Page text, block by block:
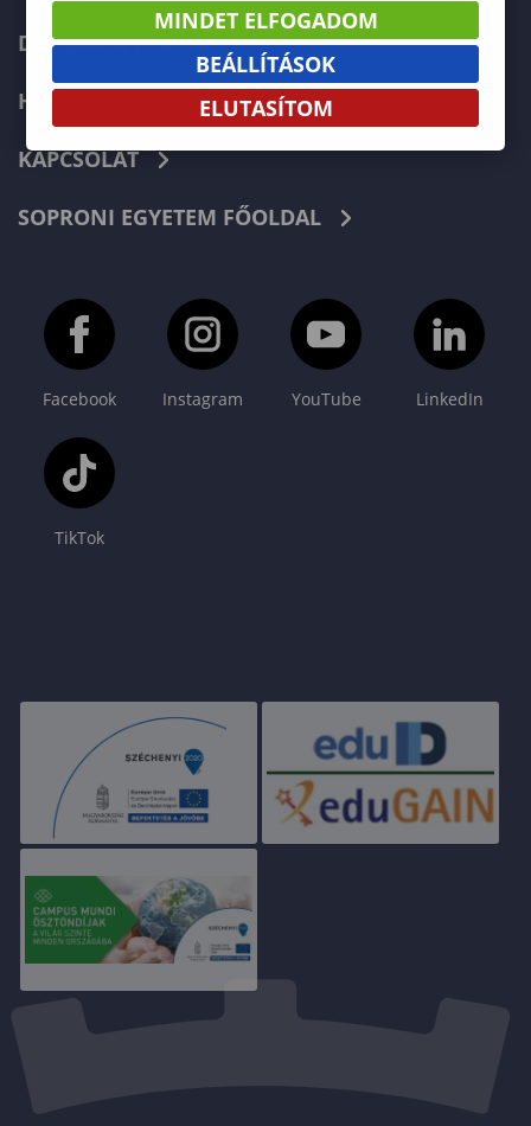
DOKUMENTUMOK
HÍREK
KAPCSOLAT
SOPRONI EGYETEM FŐOLDAL
Facebook Instagram YouTube LinkedIn
TikTok
MINDET ELFOGADOM
BEÁLLÍTÁSOK
ELUTASÍTOM